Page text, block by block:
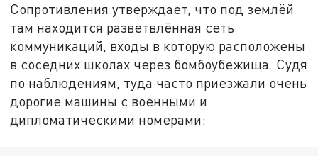
Сопротивления утверждает, что под землёй
там находится разветвлённая сеть
коммуникаций, входы в которую расположены
в соседних школах через бомбоубежища. Судя
по наблюдениям, туда часто приезжали очень
дорогие машины с военными и
дипломатическими номерами: